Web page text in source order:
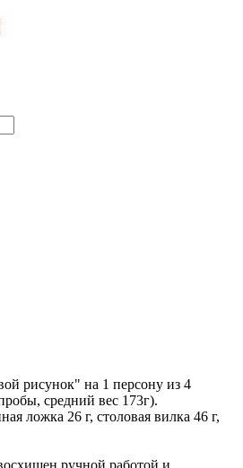
рисунок" на 1 персону из 4
средний вес 173г).
ложка 26 г, столовая вилка 46 г,
ручной работой и